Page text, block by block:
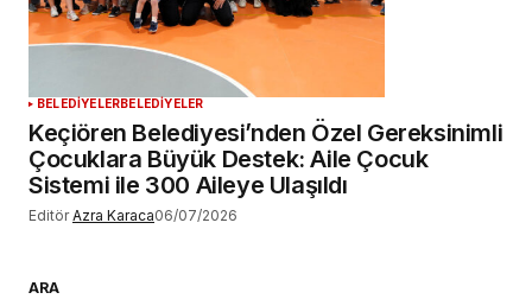
BELEDİYELERBELEDİYELER
Keçiören Belediyesi’nden Özel Gereksinimli
Çocuklara Büyük Destek: Aile Çocuk
Sistemi ile 300 Aileye Ulaşıldı
Editör Azra Karaca06/07/2026
ARA